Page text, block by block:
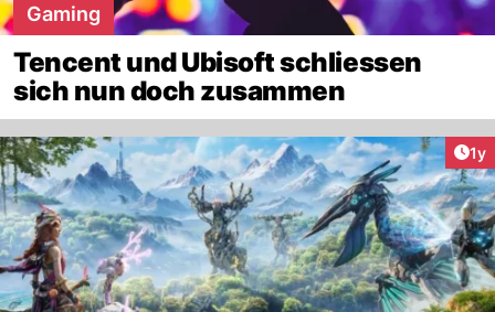
Gaming
Tencent und Ubisoft schliessen
sich nun doch zusammen
1y